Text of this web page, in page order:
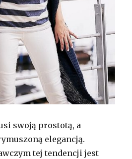
swoją prostotą, a
elegancją.
tej tendencji jest